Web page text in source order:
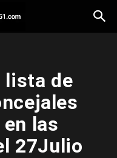
lista de
las
27Julio